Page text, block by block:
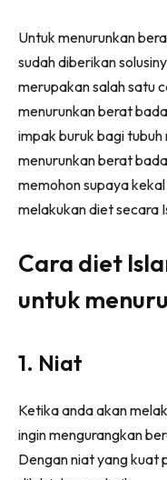
Untuk menurunkan
sudah diberikan
merupakan salah satu
menurunkan berat
impak buruk bagi
menurunkan berat
memohon supaya
melakukan diet secara
Cara diet
untuk
1. Niat
Ketika anda akan
ingin mengurangkan
Dengan niat yang kuat